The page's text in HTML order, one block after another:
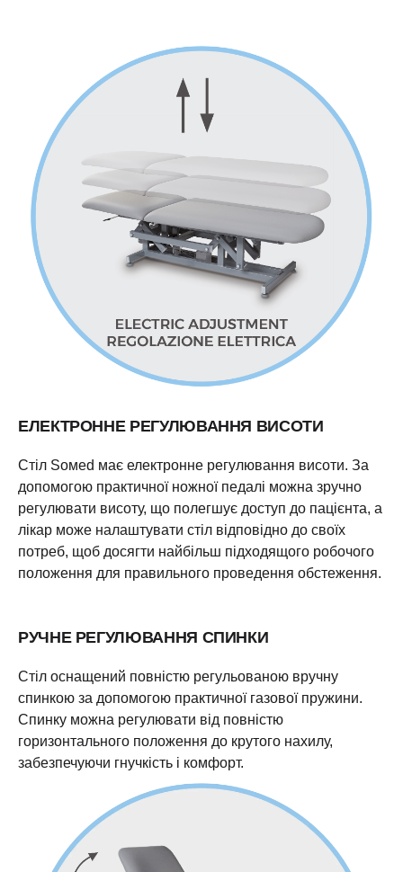
ЕЛЕКТРОННЕ РЕГУЛЮВАННЯ ВИСОТИ
Стіл Soмed має електронне регулювання висоти. За
допомогою практичної ножної педалі можна зручно
регулювати висоту, що полегшує доступ до пацієнта, а
лікар може налаштувати стіл відповідно до своїх
потреб, щоб досягти найбільш підходящого робочого
положення для правильного проведення обстеження.
РУЧНЕ РЕГУЛЮВАННЯ СПИНКИ
Стіл оснащений повністю регульованою вручну
спинкою за допомогою практичної газової пружини.
Спинку можна регулювати від повністю
горизонтального положення до крутого нахилу,
забезпечуючи гнучкість і комфорт.